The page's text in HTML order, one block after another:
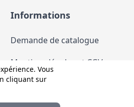
Vous
cliquant sur
Informations
Demande de catalogue
Mentions légales et CGV
Conditions générales d'utilisation